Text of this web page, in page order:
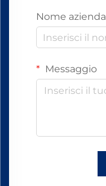
Nome azienda
Messaggio